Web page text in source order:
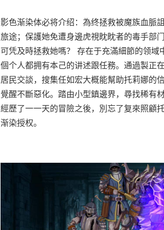
影色渐染体必将介绍：為终拯救被魔族血脈
旅途；保護她免遭身邊虎視眈眈者的毒手部
可凭及時拯救她嗎？ 存在于充滿細節的领
個个人都拥有本己的讲述跟任務。通過製正
居民交談，搜集任如宏大概能幫助托莉娜的
覺醒不斷惡化。踏由小型鎮邊界，尋找稀有
經歷了一一天的冒險之後，別忘了复來照顧
渐染授权。